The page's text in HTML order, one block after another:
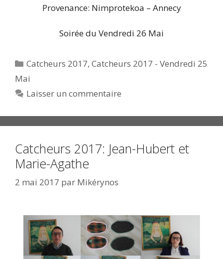
Provenance: Nimprotekoa – Annecy
Soirée du Vendredi 26 Mai
Catégories
Catcheurs 2017,Catcheurs 2017 - Vendredi 25
Mai
Laisser un commentaire
Catcheurs 2017: Jean-Hubert et
Marie-Agathe
2 mai 2017 par Mikérynos